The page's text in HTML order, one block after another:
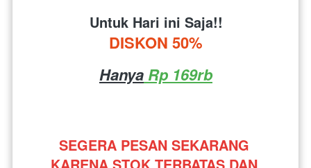
Untuk Hari ini Saja!!
DISKON 50%
Hanya Rp 169rb
SEGERA PESAN SEKARANG